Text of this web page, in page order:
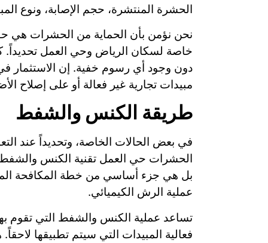
الحشرة المنتشرة، حجم الإصابة، ونوع
نحن نؤمن بأن الحماية من الحشرات
خاصة لسكان الرياض وحي العمل تحديداً.
دون وجود أي رسوم خفية. إن الاستثمار
مبيدات تجارية غير فعالة أو على إصلاح
طريقة الكنس والشفط
في بعض الحالات الخاصة، وتحديداً عند
الحشرات حي العمل تقنية الكنس
بل هي جزء أساسي من خطة المكافحة
عملية الرش الكيميائي.
تساعد عملية الكنس والشفط التي تقوم
فعالية المبيدات التي سيتم تطبيقها